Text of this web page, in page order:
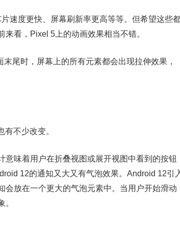
速度更快、屏幕刷新率更高等等。但希望这些
看，Pixel 5上的动画效果相当不错。
尾时，屏幕上的所有元素都会出现拉伸效果，
不少改变。
味着用户在折叠视图或展开视图中看到的按钮
12的通知又大又有气泡效果。Android 12引
会放在一个更大的气泡元素中。当用户开始滑动
。